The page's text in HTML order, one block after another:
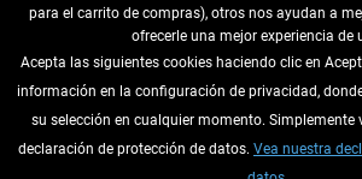
DESISTIR DEL CONTRATO
INFORMACIÓN
para el carrito de compras), otros nos ayudan a
ofrecerle una mejor experiencia de
Acepta las siguientes cookies haciendo clic en
información en la configuración de privacidad,
su selección en cualquier momento. Simplemente
declaración de protección de datos. Vea nuestra